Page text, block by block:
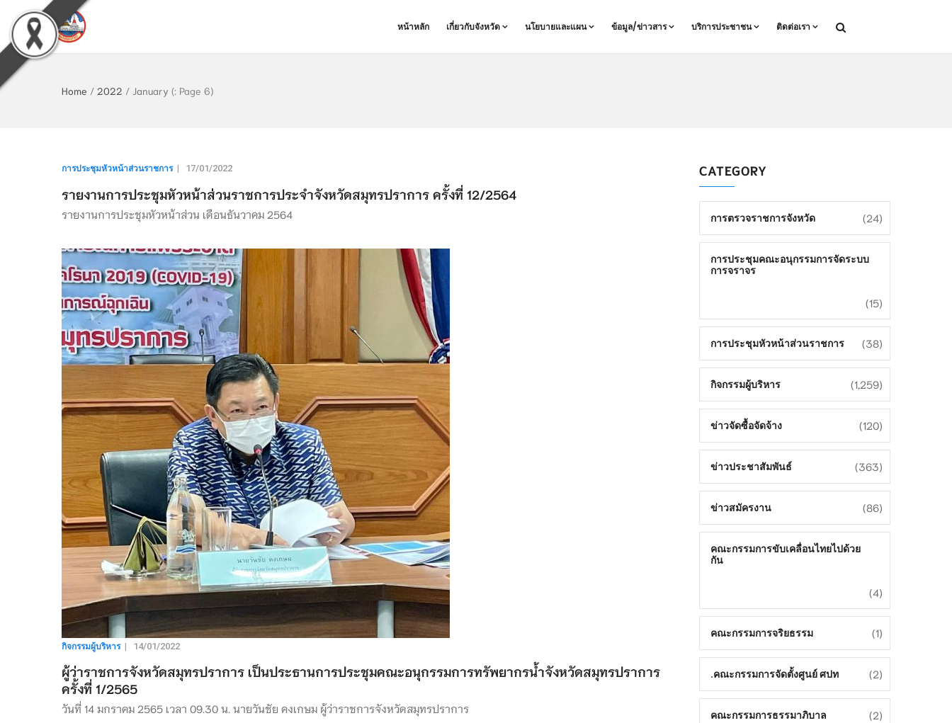
หน้าหลัก เกี่ยวกับจังหวัด นโยบายและแผน ข้อมูล/ข่าวสาร บริการประชาชน ติดต่อเรา
Home / 2022 / January (: Page 6)
การประชุมหัวหน้าส่วนราชการ| 17/01/2022
รายงานการประชุมหัวหน้าส่วนราชการประจำจังหวัดสมุทรปราการ ครั้งที่ 12/2564
รายงานการประชุมหัวหน้าส่วน เดือนธันวาคม 2564
กิจกรรมผู้บริหาร| 14/01/2022
ผู้ว่าราชการจังหวัดสมุทรปราการ เป็นประธานการประชุมคณะอนุกรรมการทรัพยากรน้ำจังหวัดสมุทรปราการ
ครั้งที่ 1/2565
วันที่ 14 มกราคม 2565 เวลา 09.30 น. นายวันชัย คงเกษม ผู้ว่าราชการจังหวัดสมุทรปราการ
CATEGORY
การตรวจราชการจังหวัด (24)
การประชุมคณะอนุกรรมการจัดระบบ
การจราจร
(15)
การประชุมหัวหน้าส่วนราชการ (38)
กิจกรรมผู้บริหาร (1,259)
ข่าวจัดซื้อจัดจ้าง (120)
ข่าวประชาสัมพันธ์ (363)
ข่าวสมัครงาน (86)
คณะกรรมการขับเคลื่อนไทยไปด้วย
กัน
(4)
คณะกรรมการจริยธรรม (1)
คณะกรรมการจัดตั้งศูนย์ ศปท. (2)
คณะกรรมการธรรมาภิบาล (2)